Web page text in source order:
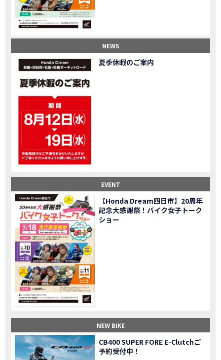
MOVIE 【バイク女子】この動画を見たらイライラするかもしれません。ごめんなさい。
MOVIE 【バイク用ドラレコ】センサーで感知！駐車場でバイクの周りを…
おめでたい人生初バイク納車！スタッフがまさかの対応…
【激カワ女子登場】バイク女子はツーリング中も〇〇が大好き♡
MOVIE 正統派NC750X！大型二輪教習から10年目の素直な感想|Honda NC750X DCT【バイク女子ツーリング】
MOVIE 女が乗るバイクじゃない？低身長女が検証します
MOVIE 【福井1泊ツーリング】バイク女子、仲悪いって本当？
MOVIE 大型ツアラー！Gold Wing Tour 50th ANNIVWRSARYは女性ライダーでもツーリングを楽しめるのか検証してみた｜Honda ゴールドウイング
MOVIE 【Monkey125】初めてモンキー！意外な◯◯へ行って来た【三重ホンダヒート】
NEW BIKE 大型ツアラー「Gold Wing Tour」と特別仕様の 「Gold Wing Tour 50th ANNIVERSARY」を 受注期間限定で発売
【三重県】女性ライダーツーリングを満喫しました｜CB1000HORNET CB750HORNET CB650R E-Clutch
MOVIE 【女子ツーの実態】恥ずかしいけど、暴露しました。
MOVIE オイル交換に行ったつもりが…まさかの大出費！？
「CRF250L」「CRF250L＜s＞」のカラーリング設定と 仕様を一部変更し発売
NEW BIKE 軽二輪スーパースポーツモデル「CBR250RR」の カラーバリエーションを変更し発売
MOVIE 【Honda Dream鈴鹿】20周年記念・大感謝祭イベント 大人気バイク女子が大集合・・Honda Dreamさんの人気を探ってきましたスペシャル！！メチャクチャ楽しかったです❤
NEW BIKE PROJECT BIG1 Final Edition CB 1300在庫車あります！
MOVIE 【バイク女子】急遽、愛車とお別れ…ついにあのバイクに乗れた
MOVIE 【バイク女子】オイル交換だけのつもりが、まさかのアレを交換することに！？
EVENT 【Honda Dream 鈴鹿２０周年記念大感謝祭】 多くの方のご来店ありがとうございました！
MOVIE 【CB650R E-Clutch】X-ADVでDCTに5年乗った私が素直にレビュー｜Honda X-ADV
MOVIE 【カブでアクセル全開】女性ライダーで耐久レース参戦！レースだけじゃないサーキットの楽しみ方|Honda supercub
MOVIE 【新型X-ADV】最初のカスタムはこれ！ガラスコーティングもしちゃいました|Honda X-ADV
三重県下 Honda Dream4店舗にて新春キャンペーンを開催
MOVIE 【速報】2025年モデルHonda X-ADV契約しました！新型のどこが凄いかチェックしてきた！
MOVIE 【女子ツーリング】秋の女子ツーリングin鳥羽・伊勢 【Honda Dream 松阪】
NEWS
夏季休暇のご案内
EVENT
【Honda Dream四日市】20周年
記念大感謝祭！バイク女子トーク
ショー
NEW BIKE
CB400 SUPER FORE E-Clutchご
予約受付中！